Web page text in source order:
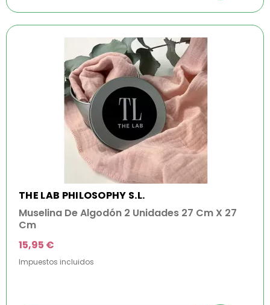
THE LAB PHILOSOPHY S.L.
Muselina De Algodón 2 Unidades 27 Cm X 27
Cm
15,95 €
Impuestos incluidos